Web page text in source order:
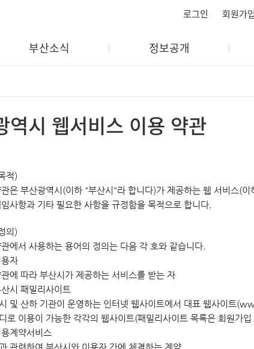
로그인 회원가입
부산소식 정보공개
역시 웹서비스 이용 약관
적)
은 부산광역시(이하 "부산시"라 합니다)가 제공하는 웹 서비스(
사항과 기타 필요한 사항을 규정함을 목적으로 합니다.
의)
에서 사용하는 용어의 정의는 다음 각 호와 같습니다.
자
에 따라 부산시가 제공하는 서비스를 받는 자
시 패밀리사이트
및 산하 기관이 운영하는 인터넷 웹사이트에서 대표 웹사이트
로 이용이 가능한 각각의 웹사이트(패밀리사이트 목록은 회원가
계약서비스